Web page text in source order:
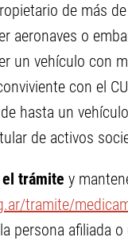
de más
aeronaves o
un vehículo con
con el
hasta un
de activos
trámite y
tramite/
persona afiliada